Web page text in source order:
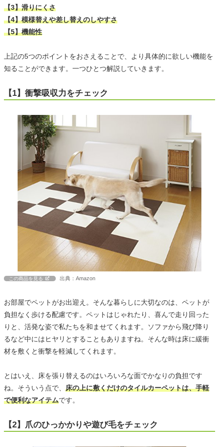
【3】滑りにくさ
【4】模様替えや差し替えのしやすさ
【5】機能性
上記の5つのポイントをおさえることで、より具体的に欲しい機能を
知ることができます。一つひとつ解説していきます。
【1】衝撃吸収力をチェック
この商品を見る 出典：Amazon
お部屋でペットがお出迎え。そんな暮らしに大切なのは、ペットが
負担なく歩ける配慮です。ペットはじゃれたり、喜んで走り回った
りと、活発な姿で私たちを和ませてくれます。ソファから飛び降り
るなど中にはヒヤリとすることもありますね。そんな時は床に緩衝
材を敷くと衝撃を軽減してくれます。
とはいえ、床を張り替えるのはいろいろな面でかなりの負担です
ね。そういう点で、 床の上に敷くだけのタイルカーペットは、手軽
で便利なアイテムです。
【2】爪のひっかかりや遊び毛をチェック